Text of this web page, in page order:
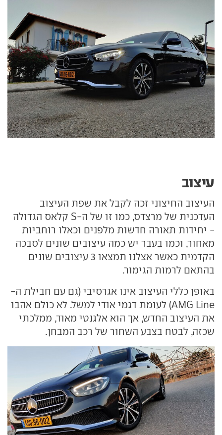
עיצוב
העיצוב החיצוני זכה לקבל את שפת העיצוב
העדכנית של מרצדס, כמו זו של ה-S קלאס הגדולה
- יחידות תאורה חדשות מלפנים וכאלו רוחביות
מאחור, וכמו בעבר יש כמה עיצובים שונים לסבכה
הקדמית כאשר אצלנו תמצאו 3 עיצובים שונים
בהתאם לרמות הגימור.
באופן כללי העיצוב אינו אגרסיבי (גם עם חבילת ה-
AMG Line) לעומת דגמי אודי למשל. לא כולם אהבו
את העיצוב החדש, אך הוא אלגנטי מאוד, ממלכתי
שכזה, לבטח בצבע השחור של רכב המבחן.